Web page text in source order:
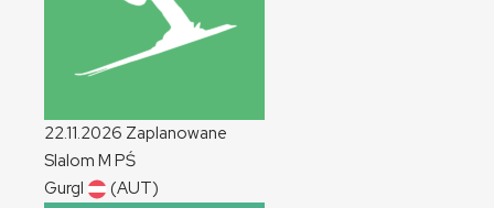
22.11.2026 Zaplanowane
Slalom M PŚ
Gurgl
(AUT)